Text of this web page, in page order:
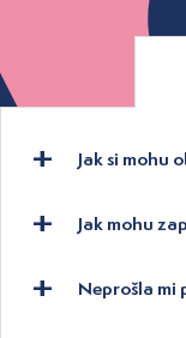
Jak si mohu
Jak mohu
Neprošla